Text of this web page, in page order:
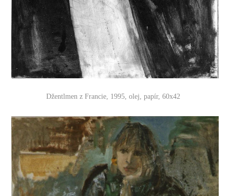
Džentlmen z Francie, 1995, olej, papír, 60x42